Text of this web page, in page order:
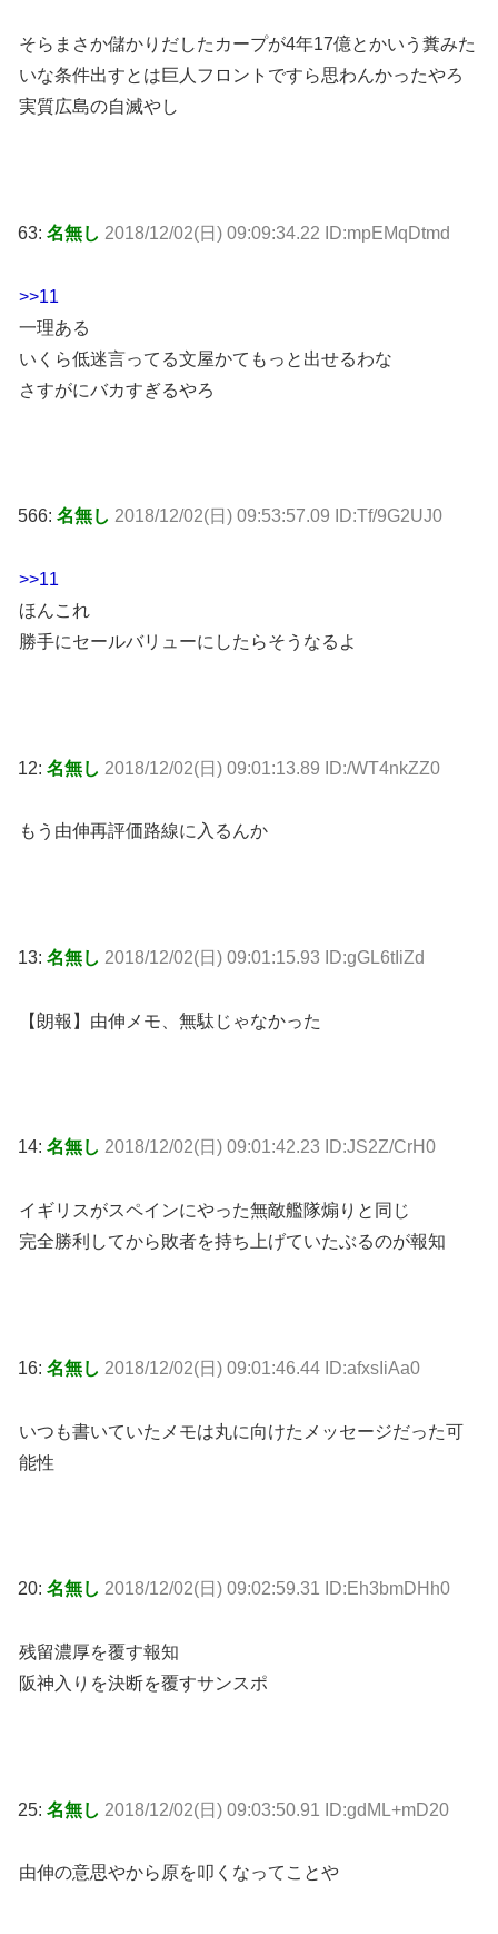
そらまさか儲かりだしたカープが4年17億とかいう糞みた
いな条件出すとは巨人フロントですら思わんかったやろ
実質広島の自滅やし
63: 名無し 2018/12/02(日) 09:09:34.22 ID:mpEMqDtmd
>>11
一理ある
いくら低迷言ってる文屋かてもっと出せるわな
さすがにバカすぎるやろ
566: 名無し 2018/12/02(日) 09:53:57.09 ID:Tf/9G2UJ0
>>11
ほんこれ
勝手にセールバリューにしたらそうなるよ
12: 名無し 2018/12/02(日) 09:01:13.89 ID:/WT4nkZZ0
もう由伸再評価路線に入るんか
13: 名無し 2018/12/02(日) 09:01:15.93 ID:gGL6tIiZd
【朗報】由伸メモ、無駄じゃなかった
14: 名無し 2018/12/02(日) 09:01:42.23 ID:JS2Z/CrH0
イギリスがスペインにやった無敵艦隊煽りと同じ
完全勝利してから敗者を持ち上げていたぶるのが報知
16: 名無し 2018/12/02(日) 09:01:46.44 ID:afxsIiAa0
いつも書いていたメモは丸に向けたメッセージだった可
能性
20: 名無し 2018/12/02(日) 09:02:59.31 ID:Eh3bmDHh0
残留濃厚を覆す報知
阪神入りを決断を覆すサンスポ
25: 名無し 2018/12/02(日) 09:03:50.91 ID:gdML+mD20
由伸の意思やから原を叩くなってことや